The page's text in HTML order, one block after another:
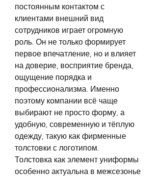
постоянным контактом с
клиентами внешний вид
сотрудников играет огромную
роль. Он не только формирует
первое впечатление, но и влияет
на доверие, восприятие бренда,
ощущение порядка и
профессионализма. Именно
поэтому компании всё чаще
выбирают не просто форму, а
удобную, современную и тёплую
одежду, такую как фирменные
толстовки с логотипом.
Толстовка как элемент униформы
особенно актуальна в межсезонье